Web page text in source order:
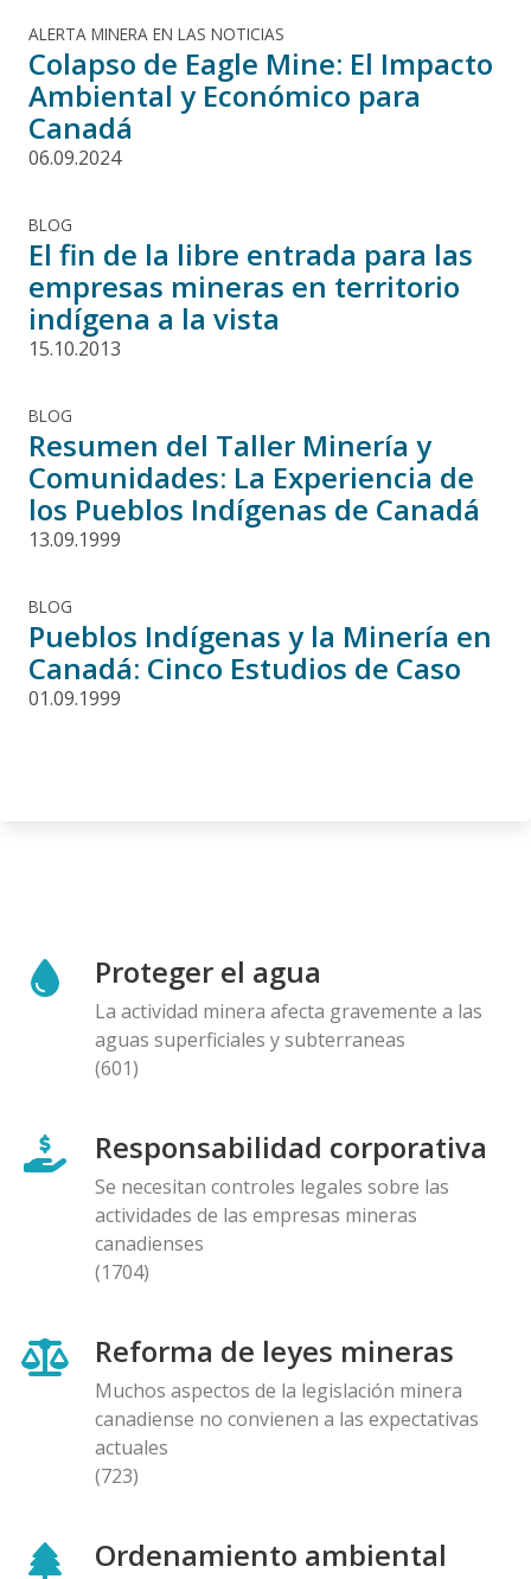
ALERTA MINERA EN LAS NOTICIAS
Colapso de Eagle Mine: El Impacto
Ambiental y Económico para
Canadá
06.09.2024
BLOG
El fin de la libre entrada para las
empresas mineras en territorio
indígena a la vista
15.10.2013
BLOG
Resumen del Taller Minería y
Comunidades: La Experiencia de
los Pueblos Indígenas de Canadá
13.09.1999
BLOG
Pueblos Indígenas y la Minería en
Canadá: Cinco Estudios de Caso
01.09.1999
Proteger el agua
La actividad minera afecta gravemente a las
aguas superficiales y subterraneas
(601)
Responsabilidad corporativa
Se necesitan controles legales sobre las
actividades de las empresas mineras
canadienses
(1704)
Reforma de leyes mineras
Muchos aspectos de la legislación minera
canadiense no convienen a las expectativas
actuales
(723)
Ordenamiento ambiental